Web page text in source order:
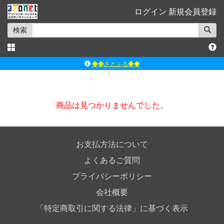
ログイン 新規会員登録
検索
◆◆さとふる◆◆
ｱｿﾞﾝｵﾝﾗｲﾝｼｮｯﾌﾟX
商品は見つかりませんでした。
お支払方法について
よくあるご質問
プライバシーポリシー
会社概要
「特定商取引に関する法律」に基づく表示